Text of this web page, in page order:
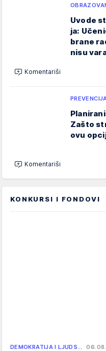
Uvode
ja:
brane
nisu
Komentariši
Zašto
ovu
Komentariši
KONKURSI I FONDOVI
DEMOKRATIJA I LJUDS…